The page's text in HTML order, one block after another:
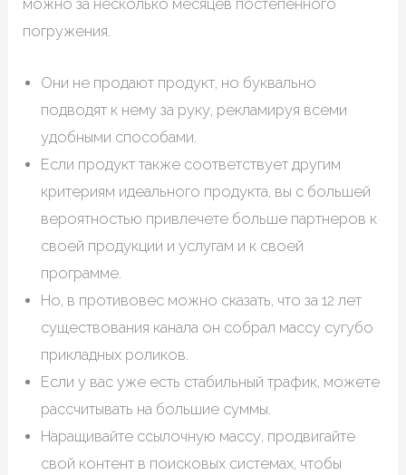
можно за несколько месяцев постепенного
погружения.
Они не продают продукт, но буквально
подводят к нему за руку, рекламируя всеми
удобными способами.
Если продукт также соответствует другим
критериям идеального продукта, вы с большей
вероятностью привлечете больше партнеров к
своей продукции и услугам и к своей
программе.
Но, в противовес можно сказать, что за 12 лет
существования канала он собрал массу сугубо
прикладных роликов.
Если у вас уже есть стабильный трафик, можете
рассчитывать на большие суммы.
Наращивайте ссылочную массу, продвигайте
свой контент в поисковых системах, чтобы